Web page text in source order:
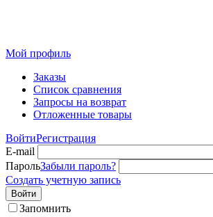
Мой профиль
Заказы
Список сравнения
Запросы на возврат
Отложенные товары
ВойтиРегистрация
E-mail
ПарольЗабыли пароль?
Создать учетную запись
Войти
Запомнить